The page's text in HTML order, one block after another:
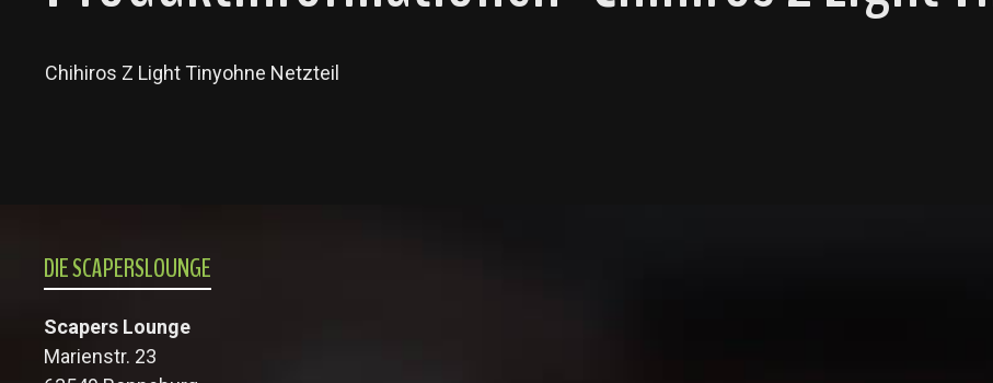
Chihiros Z Light Tinyohne Netzteil
DIE SCAPERSLOUNGE
Scapers Lounge
Marienstr. 23